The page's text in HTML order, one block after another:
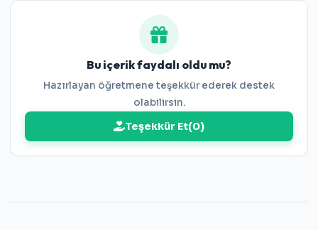
Bu içerik faydalı oldu mu?
Hazırlayan öğretmene teşekkür ederek destek
olabilirsin.
Teşekkür Et(0)